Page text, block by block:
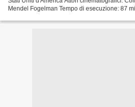
Mendel Fogelman Tempo di esecuzione: 87